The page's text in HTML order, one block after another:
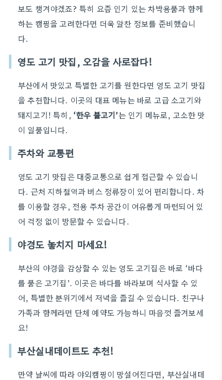
보도 챙겨야겠죠? 특히 요즘 인기 있는 차박용품과 함께
하는 캠핑을 고려한다면 더욱 알찬 정보를 준비했습니
다.
영도 고기 맛집, 오감을 사로잡다!
부산에서 맛있고 특별한 고기를 원한다면 영도 고기 맛집
을 추천합니다. 이곳의 대표 메뉴는 바로 고급 소고기와
돼지고기! 특히, ‘한우 불고기’는 인기 메뉴로, 고소한 맛
이 일품입니다.
주차와 교통편
영도 고기 맛집은 대중교통으로 쉽게 접근할 수 있습니
다. 근처 지하철역과 버스 정류장이 있어 편리합니다. 차
를 이용할 경우, 전용 주차 공간이 여유롭게 마련되어 있
어 걱정 없이 방문할 수 있습니다.
야경도 놓치지 마세요!
부산의 야경을 감상할 수 있는 영도 고기집은 바로 ‘바다
를 품은 고기집’. 이곳은 바다를 바라보며 식사할 수 있
어, 특별한 분위기에서 저녁을 즐길 수 있습니다. 친구나
가족과 함께라면 단체 예약도 가능하니 마음껏 즐겨보세
요!
부산실내데이트도 추천!
만약 날씨에 따라 야외캠핑이 망설여진다면, 부산실내데